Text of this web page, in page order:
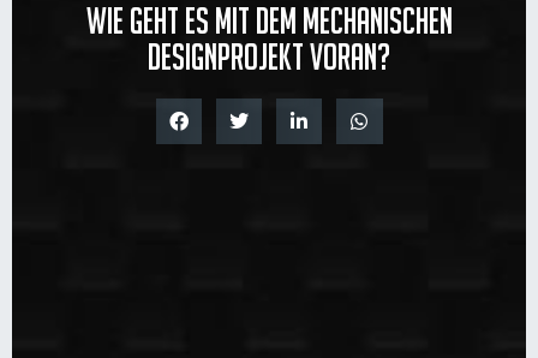
Wie geht es mit dem mechanischen
Designprojekt voran?